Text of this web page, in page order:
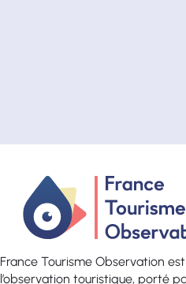
France Tourisme Observation
l’observation touristique, porté